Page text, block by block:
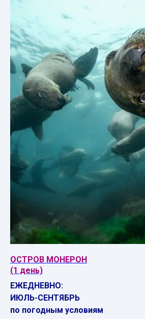
ОСТРОВ МОНЕРОН
(1 день)
ЕЖЕДНЕВНО:
ИЮЛЬ-СЕНТЯБРЬ
по погодным условиям